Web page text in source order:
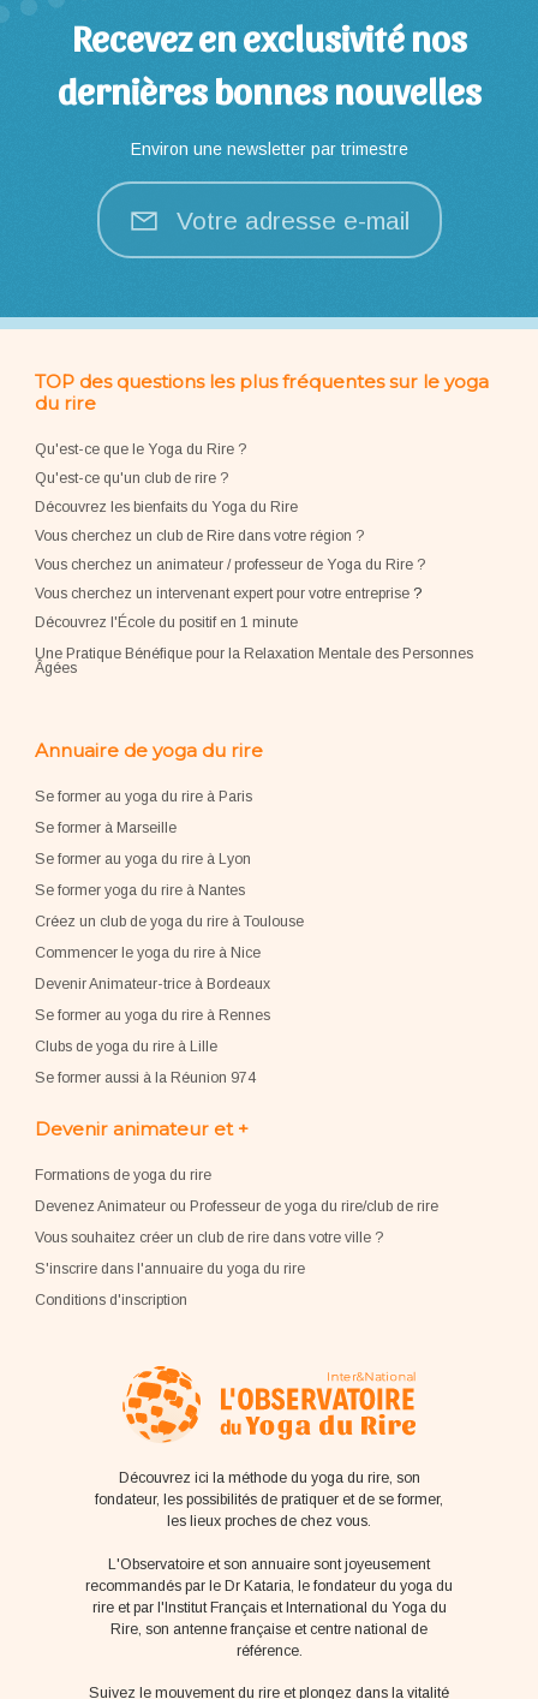
Recevez en exclusivité nos
dernières bonnes nouvelles
Environ une newsletter par trimestre
Votre adresse e-mail
TOP des questions les plus fréquentes sur le yoga
du rire
Qu'est-ce que le Yoga du Rire ?
Qu'est-ce qu'un club de rire ?
Découvrez les bienfaits du Yoga du Rire
Vous cherchez un club de Rire dans votre région ?
Vous cherchez un animateur / professeur de Yoga du Rire ?
Vous cherchez un intervenant expert pour votre entreprise?
Découvrez l'École du positif en 1 minute
Une Pratique Bénéfique pour la Relaxation Mentale des Personnes
Âgées
Annuaire de yoga du rire
Se former au yoga du rire à Paris
Se former à Marseille
Se former au yoga du rire à Lyon
Se former yoga du rire à Nantes
Créez un club de yoga du rire à Toulouse
Commencer le yoga du rire à Nice
Devenir Animateur-trice à Bordeaux
Se former au yoga du rire à Rennes
Clubs de yoga du rire à Lille
Se former aussi à la Réunion 974
Devenir animateur et +
Formations de yoga du rire
Devenez Animateur ou Professeur de yoga du rire/club de rire
Vous souhaitez créer un club de rire dans votre ville ?
S'inscrire dans l'annuaire du yoga du rire
Conditions d'inscription
Découvrez ici la méthode du yoga du rire, son
fondateur, les possibilités de pratiquer et de se former,
les lieux proches de chez vous.
L'Observatoire et son annuaire sont joyeusement
recommandés par le Dr Kataria, le fondateur du yoga du
rire et par l'Institut Français et International du Yoga du
Rire, son antenne française et centre national de
référence.
Suivez le mouvement du rire et plongez dans la vitalité